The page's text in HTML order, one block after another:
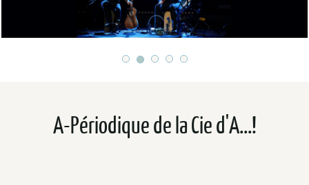
A-Périodique de la Cie d'A...!